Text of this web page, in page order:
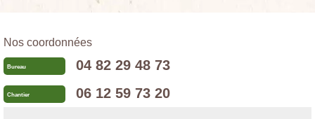
Nos coordonnées
Bureau 04 82 29 48 73
Chantier 06 12 59 73 20